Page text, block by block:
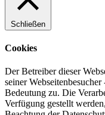
Schließen
Cookies
Der Betreiber dieser
seiner
Bedeutung zu. Die
Verfügung gestellt